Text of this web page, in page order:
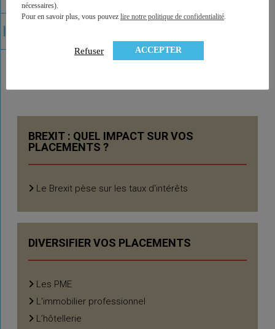
BREXIT : QUEL IMPACT SUR VOS
PLACEMENTS ?
Le Brexit pèse sur les taux d'intérêts
DIVERSIFIER VOS PLACEMENTS
Les PME
L'immobilier professionnel
L’hôtellerie
nécessaires).
Pour en savoir plus, vous pouvez lire notre politique de confidentialité.
Refuser ACCEPTER